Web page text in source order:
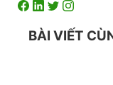
BÀI VIẾT